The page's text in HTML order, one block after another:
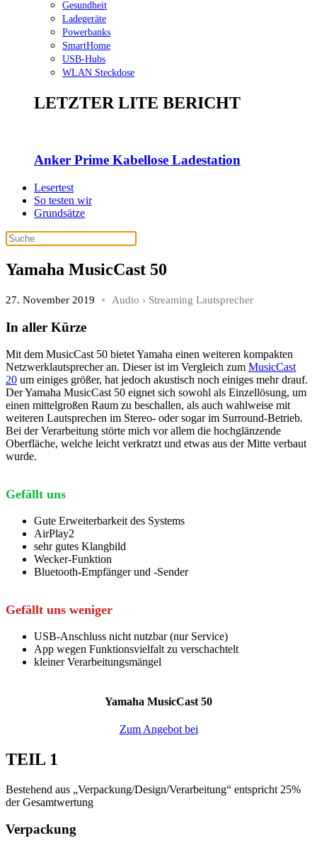
Gesundheit
Ladegeräte
Powerbanks
SmartHome
USB-Hubs
WLAN Steckdose
LETZTER LITE BERICHT
Anker Prime Kabellose Ladestation
Lesertest
So testen wir
Grundsätze
Yamaha MusicCast 50
27. November 2019 Audio › Streaming Lautsprecher
In aller Kürze
Mit dem MusicCast 50 bietet Yamaha einen weiteren kompakten
Netzwerklautsprecher an. Dieser ist im Vergleich zum MusicCast
20 um einiges größer, hat jedoch akustisch noch einiges mehr drauf.
Der Yamaha MusicCast 50 eignet sich sowohl als Einzellösung, um
einen mittelgroßen Raum zu beschallen, als auch wahlweise mit
weiteren Lautsprechen im Stereo- oder sogar im Surround-Betrieb.
Bei der Verarbeitung störte mich vor allem die hochglänzende
Oberfläche, welche leicht verkratzt und etwas aus der Mitte verbaut
wurde.
Gefällt uns
Gute Erweiterbarkeit des Systems
AirPlay2
sehr gutes Klangbild
Wecker-Funktion
Bluetooth-Empfänger und -Sender
Gefällt uns weniger
USB-Anschluss nicht nutzbar (nur Service)
App wegen Funktionsvielfalt zu verschachtelt
kleiner Verarbeitungsmängel
Yamaha MusicCast 50
Zum Angebot bei
TEIL 1
Bestehend aus „Verpackung/Design/Verarbeitung“ entspricht 25%
der Gesamtwertung
Verpackung